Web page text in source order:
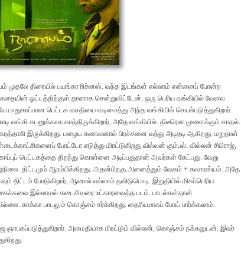
முதலே திரையில் பயங்கர ரிச்னஸ். வந்த இடங்கள் எல்லாம் என்னைப் போன்ற
ஓட்டத்திற்குள் தானாக சென்றுவிட்டேன். ஒரு பெரிய வங்கியில் வேலை
பெட்டக வசதியை வடிமைத்து அந்த வங்கியில் செயல்படுத்துகிறார்.
கடனுக்காக காத்திருக்கிறார், அதே வங்கியில். திடீரென முளைக்கும் காதல்.
இருக்கிறது. பழைய கணவனால் பிரச்சனை வந்து அடிதடி ஆகிறது. மறுநாள்
போட்டோ எடுத்து மிரட்டுகிறது வில்லன் கும்பல். வில்லன் சிபிராஜ்,
பெட்டகத்தை திறந்து கொள்ளை அடிப்பதுதான் அவர்கள் கேட்பது. வேறு
திட்டமும் ஆரம்பிக்கிறது. அதன்பிறகு அனைத்தும் வேகம் + சுவாரஸ்யம். அதே
திட்டம் போடுகிறார், ஆனால் எல்லாம் தவிடுபொடி. இறுதியில் மிகப்பெரிய
இல்லாமல் கடைசிவரை உட்காரவைத்த படம். பாடல்கள்தான்
காக்கா பாடலும் கொஞ்சம் ஈர்க்கிறது. தைரியமாகப் போய் பார்க்கலாம்.
ஞாபகப்படுத்துகிறார். அமைதியாக மிரட்டும் வில்லன், கொஞ்சம் நக்கலுடன். இவர்